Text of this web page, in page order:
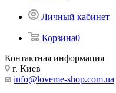
Личный кабинет
Корзина0
Контактная информация
г. Киев
info@loveme-shop.com.ua